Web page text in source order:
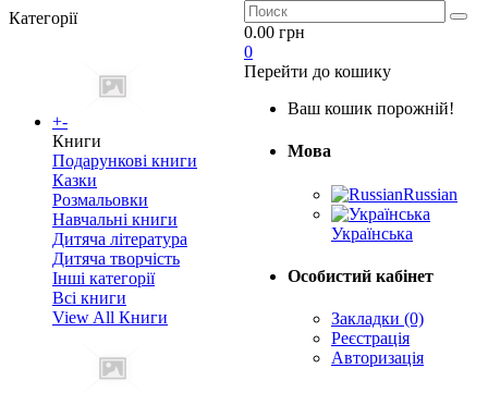
Категорії
+-
Книги
Подарункові книги
Казки
Розмальовки
Навчальні книги
Дитяча література
Дитяча творчість
Інші категорії
Всі книги
View All Книги
0.00 грн
0
Перейти до кошику
Ваш кошик порожній!
Мова
Russian
Українська
Особистий кабінет
Закладки (0)
Реєстрація
Авторизація